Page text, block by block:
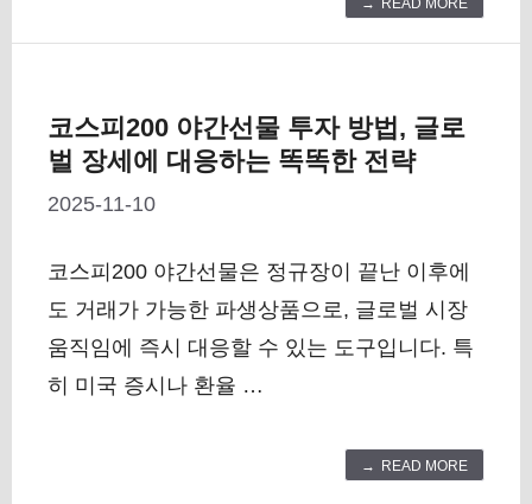
READ MORE
코스피200 야간선물 투자 방법, 글로
벌 장세에 대응하는 똑똑한 전략
2025-11-10
코스피200 야간선물은 정규장이 끝난 이후에
도 거래가 가능한 파생상품으로, 글로벌 시장
움직임에 즉시 대응할 수 있는 도구입니다. 특
히 미국 증시나 환율 …
READ MORE